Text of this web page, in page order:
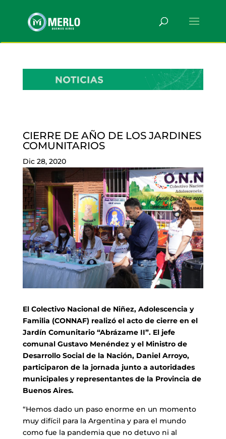
CIERRE DE AÑO DE LOS JARDINES
COMUNITARIOS
Dic 28, 2020
El Colectivo Nacional de Niñez, Adolescencia y
Familia (CONNAF) realizó el acto de cierre en el
Jardín Comunitario “Abrázame II”. El jefe
comunal Gustavo Menéndez y el Ministro de
Desarrollo Social de la Nación, Daniel Arroyo,
participaron de la jornada junto a autoridades
municipales y representantes de la Provincia de
Buenos Aires.
“Hemos dado un paso enorme en un momento
muy difícil para la Argentina y para el mundo
como fue la pandemia que no detuvo ni al